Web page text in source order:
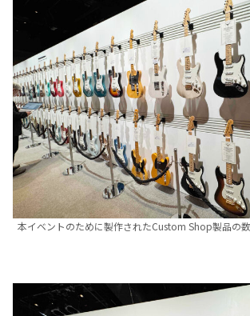
本イベントのために製作されたCustom Shop製品の